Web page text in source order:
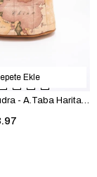
Silver Polo Pudra - A.Taba Harita Kadın Sırt Çantası SP1161
Ekle